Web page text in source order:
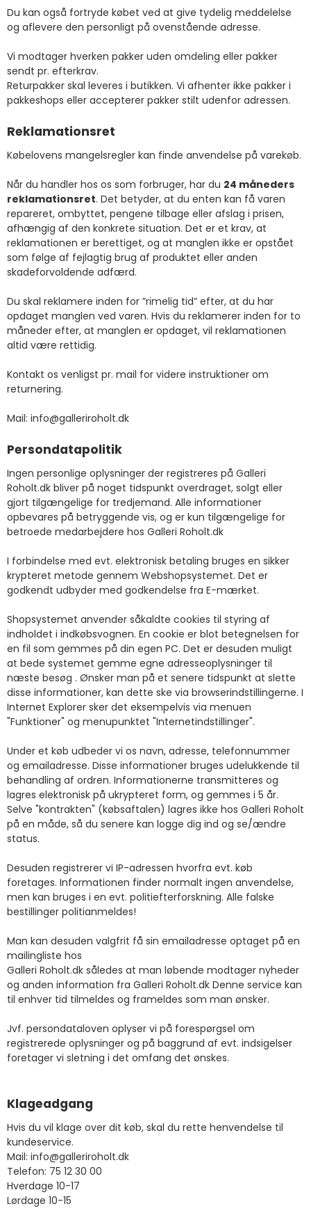
Du kan også fortryde købet ved at give tydelig meddelelse
og aflevere den personligt på ovenstående adresse.
Vi modtager hverken pakker uden omdeling eller pakker
sendt pr. efterkrav.
Returpakker skal leveres i butikken. Vi afhenter ikke pakker i
pakkeshops eller accepterer pakker stilt udenfor adressen.
Reklamationsret
Købelovens mangelsregler kan finde anvendelse på varekøb.
Når du handler hos os som forbruger, har du 24 måneders
reklamationsret. Det betyder, at du enten kan få varen
repareret, ombyttet, pengene tilbage eller afslag i prisen,
afhængig af den konkrete situation. Det er et krav, at
reklamationen er berettiget, og at manglen ikke er opstået
som følge af fejlagtig brug af produktet eller anden
skadeforvoldende adfærd.
Du skal reklamere inden for ”rimelig tid” efter, at du har
opdaget manglen ved varen. Hvis du reklamerer inden for to
måneder efter, at manglen er opdaget, vil reklamationen
altid være rettidig.
Kontakt os venligst pr. mail for videre instruktioner om
returnering.
Mail: info@galleriroholt.dk
Persondatapolitik
Ingen personlige oplysninger der registreres på Galleri
Roholt.dk bliver på noget tidspunkt overdraget, solgt eller
gjort tilgængelige for tredjemand. Alle informationer
opbevares på betryggende vis, og er kun tilgængelige for
betroede medarbejdere hos Galleri Roholt.dk
I forbindelse med evt. elektronisk betaling bruges en sikker
krypteret metode gennem Webshopsystemet. Det er
godkendt udbyder med godkendelse fra E-mærket.
Shopsystemet anvender såkaldte cookies til styring af
indholdet i indkøbsvognen. En cookie er blot betegnelsen for
en fil som gemmes på din egen PC. Det er desuden muligt
at bede systemet gemme egne adresseoplysninger til
næste besøg . Ønsker man på et senere tidspunkt at slette
disse informationer, kan dette ske via browserindstillingerne. I
Internet Explorer sker det eksempelvis via menuen
"Funktioner" og menupunktet "Internetindstillinger".
Under et køb udbeder vi os navn, adresse, telefonnummer
og emailadresse. Disse informationer bruges udelukkende til
behandling af ordren. Informationerne transmitteres og
lagres elektronisk på ukrypteret form, og gemmes i 5 år.
Selve "kontrakten" (købsaftalen) lagres ikke hos Galleri Roholt
på en måde, så du senere kan logge dig ind og se/ændre
status.
Desuden registrerer vi IP-adressen hvorfra evt. køb
foretages. Informationen finder normalt ingen anvendelse,
men kan bruges i en evt. politiefterforskning. Alle falske
bestillinger politianmeldes!
Man kan desuden valgfrit få sin emailadresse optaget på en
mailingliste hos
Galleri Roholt.dk således at man løbende modtager nyheder
og anden information fra Galleri Roholt.dk Denne service kan
til enhver tid tilmeldes og frameldes som man ønsker.
Jvf. persondataloven oplyser vi på forespørgsel om
registrerede oplysninger og på baggrund af evt. indsigelser
foretager vi sletning i det omfang det ønskes.
Klageadgang
Hvis du vil klage over dit køb, skal du rette henvendelse til
kundeservice.
Mail: info@galleriroholt.dk
Telefon: 75 12 30 00
Hverdage 10-17
Lørdage 10-15